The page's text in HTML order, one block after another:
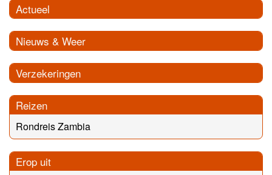
Actueel
Nieuws & Weer
Verzekeringen
Reizen
Rondreis Zambia
Erop uit